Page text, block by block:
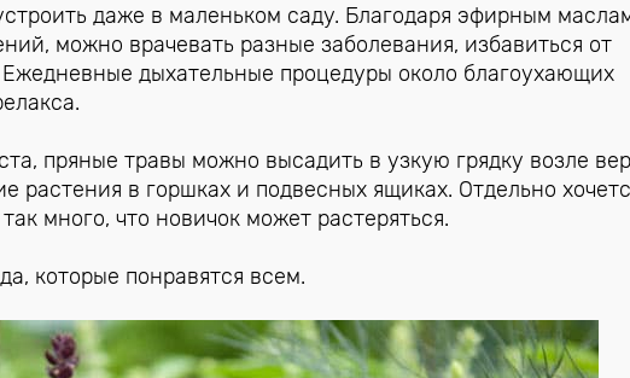
даже в маленьком саду. Благодаря эфирным
можно врачевать разные заболевания, избавиться от
дыхательные процедуры около благоухающих
пряные травы можно высадить в узкую грядку возле
растения в горшках и подвесных ящиках. Отдельно
много, что новичок может растеряться.
которые понравятся всем.